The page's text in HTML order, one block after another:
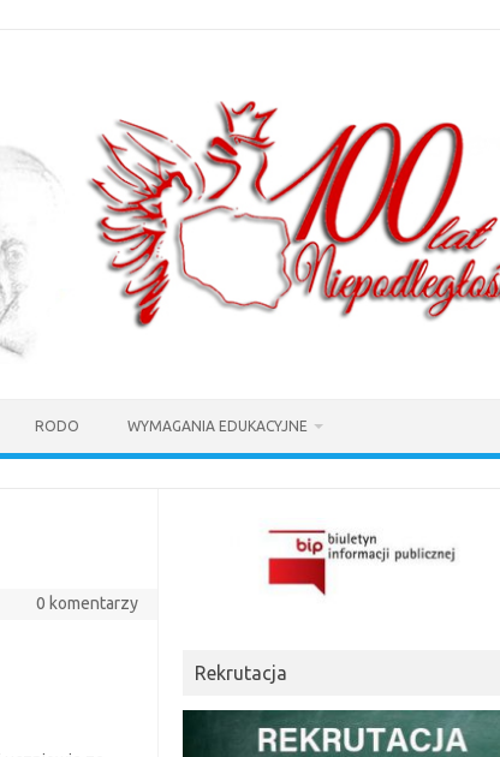
RODO WYMAGANIA EDUKACYJNE
0 komentarzy
Rekrutacja